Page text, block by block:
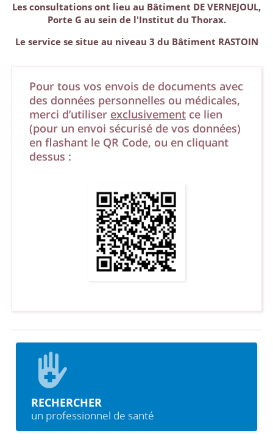
Les consultations ont lieu au Bâtiment DE VERNEJOUL,
Porte G au sein de l'Institut du Thorax.
Le service se situe au niveau 3 du Bâtiment RASTOIN
Pour tous vos envois de documents avec
des données personnelles ou médicales,
merci d’utiliser exclusivementce lien
(pour un envoi sécurisé de vos données)
en flashant le QR Code, ou en cliquant
dessus :
RECHERCHER
un professionnel de santé